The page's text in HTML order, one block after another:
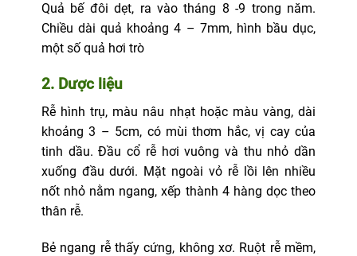
Quả bế đôi dẹt, ra vào tháng 8 -9 trong năm.
Chiều dài quả khoảng 4 – 7mm, hình bầu dục,
một số quả hơi trò
2. Dược liệu
Rễ hình trụ, màu nâu nhạt hoặc màu vàng, dài
khoảng 3 – 5cm, có mùi thơm hắc, vị cay của
tinh dầu. Đầu cổ rễ hơi vuông và thu nhỏ dần
xuống đầu dưới. Mặt ngoài vỏ rễ lồi lên nhiều
nốt nhỏ nằm ngang, xếp thành 4 hàng dọc theo
thân rễ.
Bẻ ngang rễ thấy cứng, không xơ. Ruột rễ mềm,